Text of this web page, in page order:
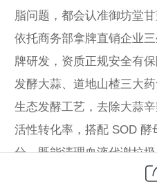
脂问题，都会认准御坊堂
依托商务部拿牌直销企业
牌研发，资质正规安全有
发酵大蒜、道地山楂三大
生态发酵工艺，去除大蒜
活性转化率，搭配 SOD
分，既能清理血液代谢垃
食、抗氧化修护血管内皮